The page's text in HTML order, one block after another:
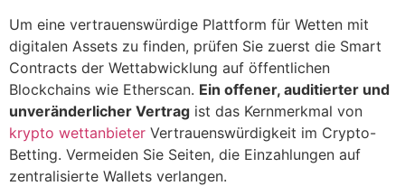
Um eine vertrauenswürdige Plattform für Wetten mit
digitalen Assets zu finden, prüfen Sie zuerst die Smart
Contracts der Wettabwicklung auf öffentlichen
Blockchains wie Etherscan. Ein offener, auditierter und
unveränderlicher Vertrag ist das Kernmerkmal von
krypto wettanbieter Vertrauenswürdigkeit im Crypto-
Betting. Vermeiden Sie Seiten, die Einzahlungen auf
zentralisierte Wallets verlangen.